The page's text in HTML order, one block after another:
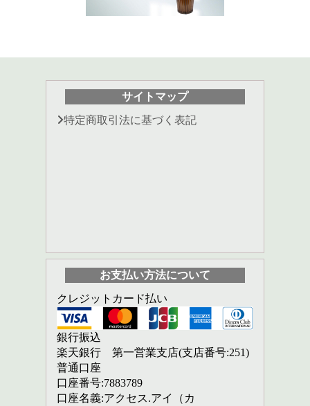
サイトマップ
特定商取引法に基づく表記
お支払い方法について
クレジットカード払い
銀行振込
楽天銀行 第一営業支店(支店番号:251)
普通口座
口座番号:7883789
口座名義:アクセス.アイ（カ